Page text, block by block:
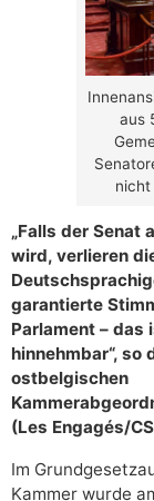
aus
nicht
„Falls der Senat
wird, verlieren
garantierte
Parlament – das
hinnehmbar“, so
ostbelgischen
(Les Engagés/
Im
Kammer wurde